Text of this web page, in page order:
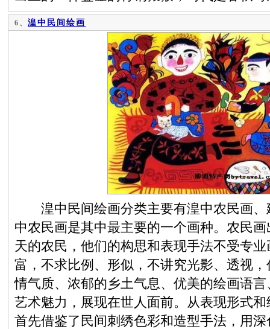
6、 湟中民间绘画
湟中民间绘画分类主要有湟中农民画、
中农民画是其中最主要的一个画种。农民
天的农民，他们的构思和表现手法不受专
富，不求比例、形似，不讲究光影、透视
情气质、浓郁的乡土气息、优美的绘画语
艺术魅力，展现在世人面前。从表现形式
首先借鉴了民间刺绣色彩和造型手法，用